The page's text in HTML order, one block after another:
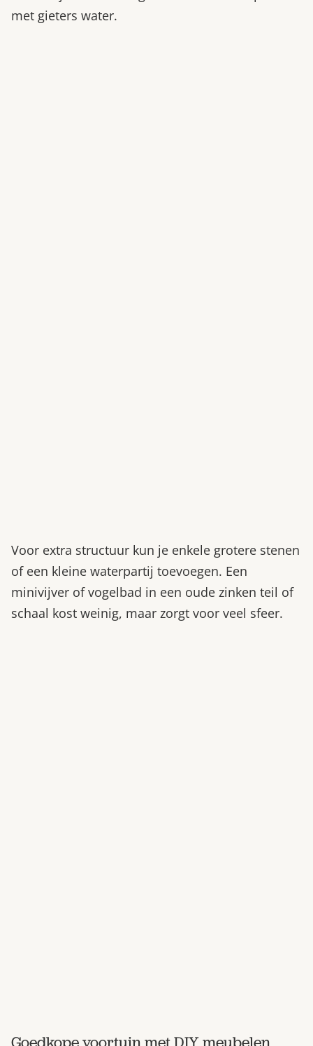
met gieters water.
Voor extra structuur kun je enkele grotere stenen
of een kleine waterpartij toevoegen. Een
minivijver of vogelbad in een oude zinken teil of
schaal kost weinig, maar zorgt voor veel sfeer.